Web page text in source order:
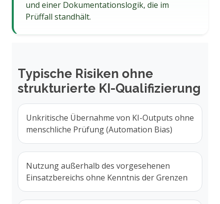
und einer Dokumentationslogik, die im
Prüffall standhält.
Typische Risiken ohne
strukturierte KI-Qualifizierung
Unkritische Übernahme von KI-Outputs ohne
menschliche Prüfung (Automation Bias)
Nutzung außerhalb des vorgesehenen
Einsatzbereichs ohne Kenntnis der Grenzen